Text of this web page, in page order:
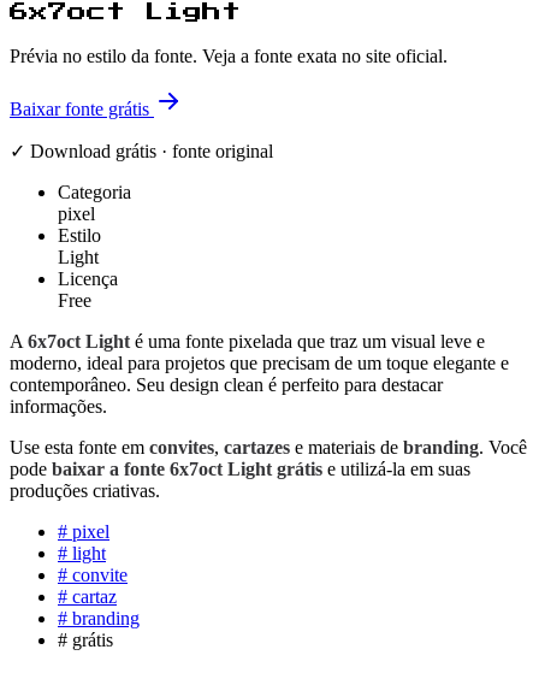
6x7oct Light
Prévia no estilo da fonte. Veja a fonte exata no site oficial.
Baixar fonte grátis
✓ Download grátis · fonte original
Categoria
pixel
Estilo
Light
Licença
Free
A 6x7oct Light é uma fonte pixelada que traz um visual leve e
moderno, ideal para projetos que precisam de um toque elegante e
contemporâneo. Seu design clean é perfeito para destacar
informações.
Use esta fonte em convites, cartazes e materiais de branding. Você
pode baixar a fonte 6x7oct Light grátis e utilizá-la em suas
produções criativas.
# pixel
# light
# convite
# cartaz
# branding
# grátis